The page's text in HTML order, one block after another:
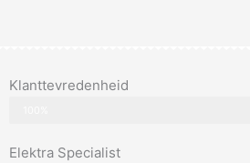
Klanttevredenheid
Elektra Specialist